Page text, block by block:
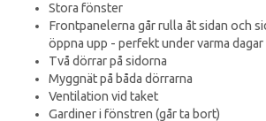
Stora fönster
Frontpanelerna går rulla åt sidan och
öppna upp - perfekt under varma dagar
Två dörrar på sidorna
Myggnät på båda dörrarna
Ventilation vid taket
Gardiner i fönstren (går ta bort)